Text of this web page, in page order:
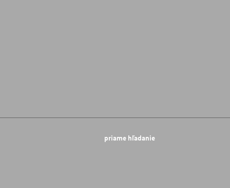
priame hľadanie